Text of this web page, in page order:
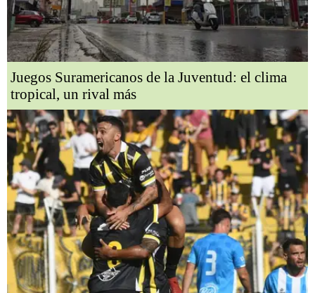
Juegos Suramericanos de la Juventud: el clima
tropical, un rival más